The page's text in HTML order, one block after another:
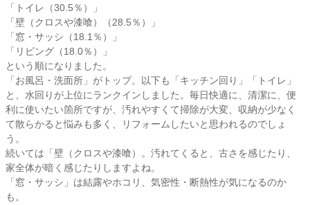
「トイレ（30.5％）」
「壁（クロスや漆喰）（28.5％）」
「窓・サッシ（18.1％）」
「リビング（18.0％）」
という順になりました。
「お風呂・洗面所」がトップ。以下も「キッチン回り」「トイレ」
と、水回りが上位にランクインしました。毎日快適に、清潔に、便
利に使いたい箇所ですが、汚れやすくて掃除が大変、収納が少なく
て散らかると悩みも多く、リフォームしたいと思われるのでしょ
う。
続いては「壁（クロスや漆喰）。汚れてくると、古さを感じたり、
家全体が暗く感じたりしますよね。
「窓・サッシ」は結露やホコリ、気密性・断熱性が気になるのか
も。